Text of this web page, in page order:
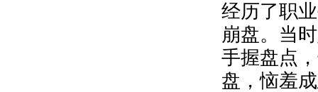
经历了职
崩盘。当
手握盘点
盘，恼羞